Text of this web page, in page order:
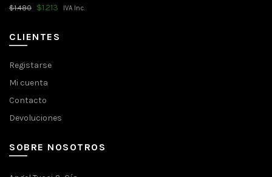
$1.480
El
era:
$1.480.
$1.213 El
IVA Inc.
CLIENTES
Registarse
Mi cuenta
Contacto
Devoluciones
SOBRE NOSOTROS